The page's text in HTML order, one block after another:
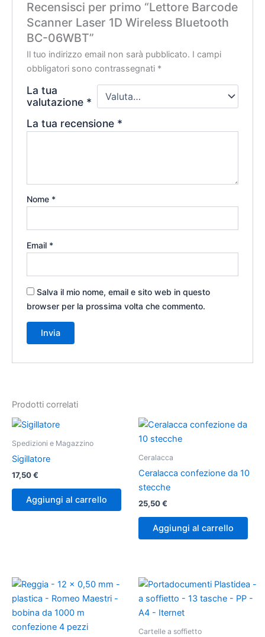
Recensisci per primo “Lettore Barcode
Scanner Laser 1D Wireless Bluetooth
BC-06WBT”
Il tuo indirizzo email non sarà pubblicato. I campi
obbligatori sono contrassegnati *
La tua
valutazione *
La tua recensione *
Nome *
Email *
Salva il mio nome, email e sito web in questo
browser per la prossima volta che commento.
Prodotti correlati
Spedizioni e Magazzino
Sigillatore
17,50€
Aggiungi al carrello
Ceralacca
Ceralacca confezione da 10
stecche
25,50€
Aggiungi al carrello
Cartelle a soffietto
Questo
prodotto
più